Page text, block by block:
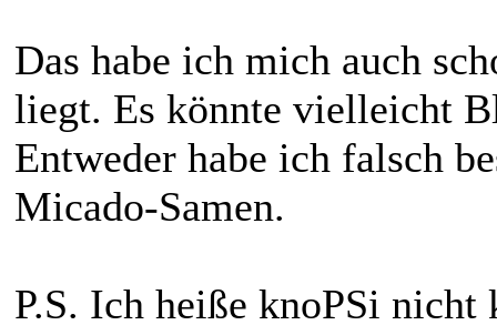
Das habe ich mich auch
liegt. Es könnte vielleicht
Entweder habe ich falsch
Micado-Samen.
P.S. Ich heiße knoPSi